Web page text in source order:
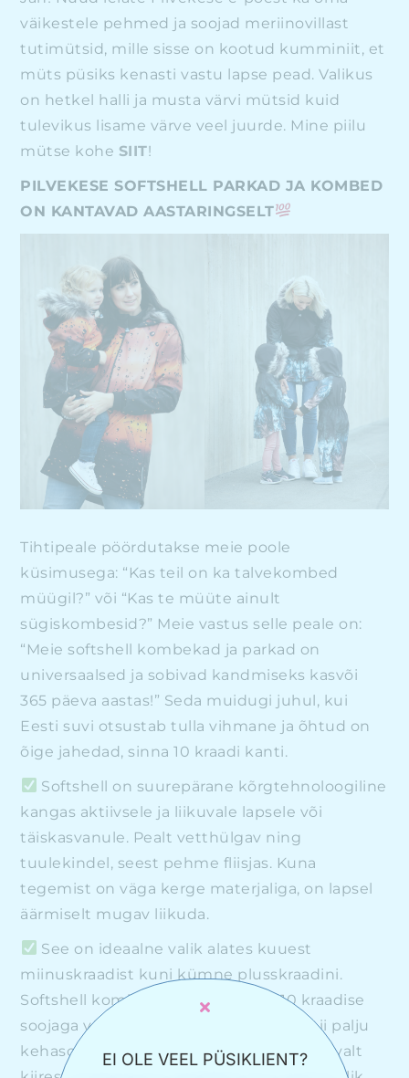
väikestele pehmed ja soojad meriinovillast
tutimütsid, mille sisse on kootud kumminiit, et
müts püsiks kenasti vastu lapse pead. Valikus
on hetkel halli ja musta värvi mütsid kuid
tulevikus lisame värve veel juurde. Mine piilu
mütse kohe SIIT!
PILVEKESE SOFTSHELL PARKAD JA KOMBED
ON KANTAVAD AASTARINGSELT
Tihtipeale pöördutakse meie poole
küsimusega: “Kas teil on ka talvekombed
müügil?” või “Kas te müüte ainult
sügiskombesid?” Meie vastus selle peale on:
“Meie softshell kombekad ja parkad on
universaalsed ja sobivad kandmiseks kasvõi
365 päeva aastas!” Seda muidugi juhul, kui
Eesti suvi otsustab tulla vihmane ja õhtud on
õige jahedad, sinna 10 kraadi kanti.
Softshell on suurepärane kõrgtehnoloogiline
kangas aktiivsele ja liikuvale lapsele või
täiskasvanule. Pealt vetthülgav ning
tuulekindel, seest pehme fliisjas. Kuna
tegemist on väga kerge materjaliga, on lapsel
äärmiselt mugav liikuda.
See on ideaalne valik alates kuuest
miinuskraadist kuni kümne plusskraadini.
Softshell kombe/parka ei sobi üle 10 kraadise
soojaga või kui suur aktiivsus toodab nii palju
kehasoojust, et ei suuda materjalist piisavalt
EI OLE VEEL PÜSIKLIENT?